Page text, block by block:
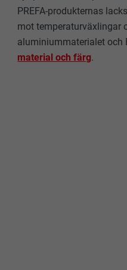
PREFA-produkternas
mot temperaturväxlingar
aluminiummaterialet och
material och färg.